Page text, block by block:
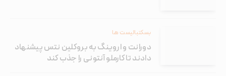
بسکتبالیست ها
دورانت و اروینگ به بروکلین نتس پیشنهاد
دادند تا کارملو آنتونی را جذب کند